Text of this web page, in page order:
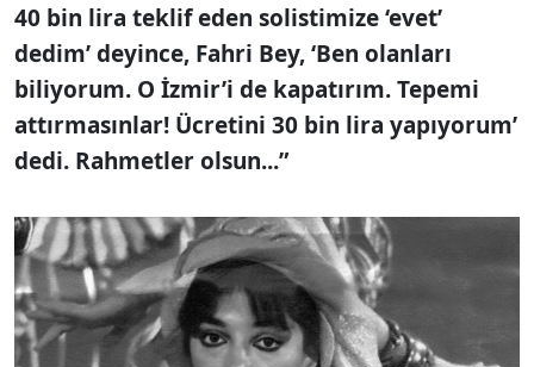
40 bin lira teklif eden solistimize ‘evet’
dedim’ deyince, Fahri Bey, ‘Ben olanları
biliyorum. O İzmir’i de kapatırım. Tepemi
attırmasınlar! Ücretini 30 bin lira yapıyorum’
dedi. Rahmetler olsun...”